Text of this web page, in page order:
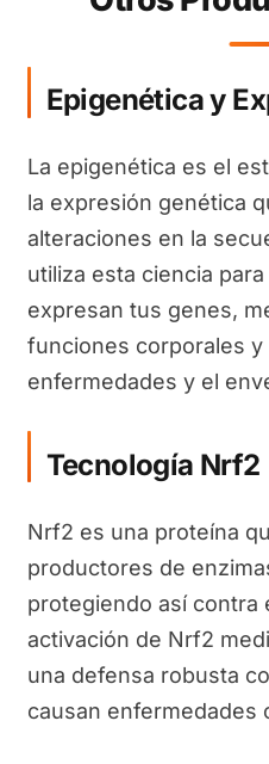
Epigenética y
La epigenética es el
la expresión genética
alteraciones en la
utiliza esta ciencia
expresan tus genes,
funciones corporales
enfermedades y el
Tecnología Nrf2
Nrf2 es una proteína
productores de
protegiendo así contra
activación de Nrf2
una defensa robusta
causan enfermedades